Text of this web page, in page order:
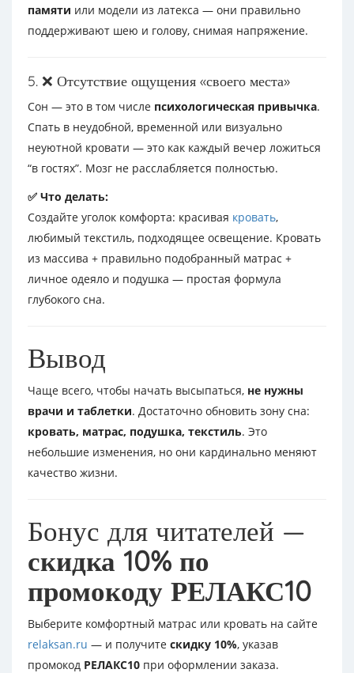
памяти или модели из латекса — они правильно
поддерживают шею и голову, снимая напряжение.
5. ❌ Отсутствие ощущения «своего места»
Сон — это в том числе психологическая привычка.
Спать в неудобной, временной или визуально
неуютной кровати — это как каждый вечер ложиться
“в гостях”. Мозг не расслабляется полностью.
✅ Что делать:
Создайте уголок комфорта: красивая кровать,
любимый текстиль, подходящее освещение. Кровать
из массива + правильно подобранный матрас +
личное одеяло и подушка — простая формула
глубокого сна.
Вывод
Чаще всего, чтобы начать высыпаться, не нужны
врачи и таблетки. Достаточно обновить зону сна:
кровать, матрас, подушка, текстиль. Это
небольшие изменения, но они кардинально меняют
качество жизни.
Бонус для читателей —
скидка 10% по
промокоду РЕЛАКС10
Выберите комфортный матрас или кровать на сайте
relaksan.ru — и получите скидку 10%, указав
промокод РЕЛАКС10 при оформлении заказа.